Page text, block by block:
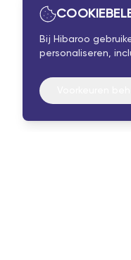
Bij Hibaroo
personaliseren,